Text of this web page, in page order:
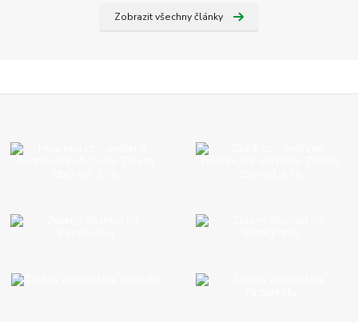
Zobrazit všechny články